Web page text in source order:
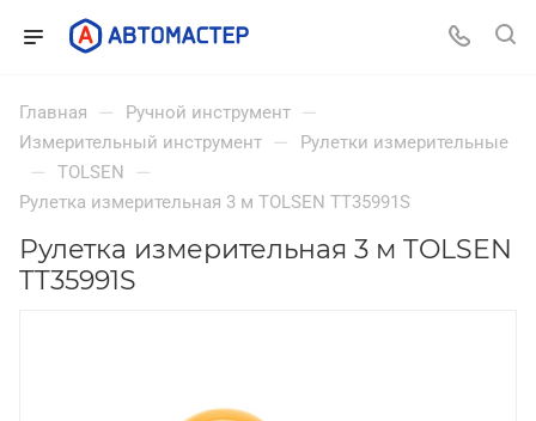
Главная — Ручной инструмент —
Измерительный инструмент — Рулетки измерительные
— TOLSEN —
Рулетка измерительная 3 м TOLSEN TT35991S
Рулетка измерительная 3 м TOLSEN
TT35991S